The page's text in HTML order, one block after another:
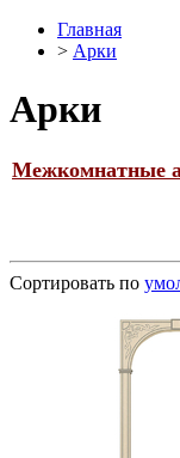
Главная
> Арки
Арки
Межкомнатные
Сортировать по